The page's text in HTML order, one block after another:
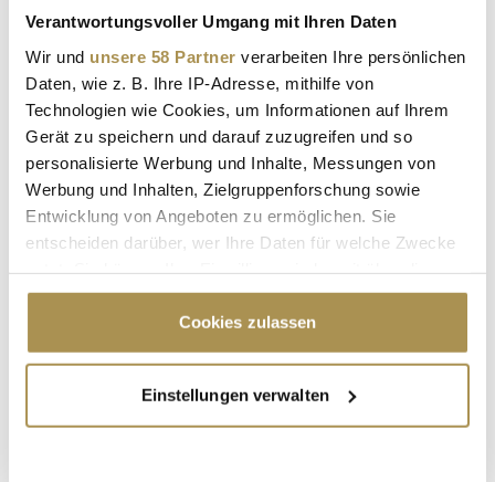
Verantwortungsvoller Umgang mit Ihren Daten
Wir und unsere 58 Partner verarbeiten Ihre persönlichen
Daten, wie z. B. Ihre IP-Adresse, mithilfe von
Technologien wie Cookies, um Informationen auf Ihrem
Gerät zu speichern und darauf zuzugreifen und so
personalisierte Werbung und Inhalte, Messungen von
Werbung und Inhalten, Zielgruppenforschung sowie
Entwicklung von Angeboten zu ermöglichen. Sie
entscheiden darüber, wer Ihre Daten für welche Zwecke
Cookie-Erklärung oder durch Klicken auf das Privacy
Trigger Symbol ändern oder widerrufen
Informationen über Ihre geografische Lage
erfassen, welche bis auf einige Meter genau sein
Cookies zulassen
Einstellungen verwalten
konventionellen auf emissionsfreie Antriebe bei
Bussen),
"eTruck" (Alle Maßnahmen zum Umstieg von
konventionellen auf emissionsfreie Antriebe bei
LKWs) sowie
"eRide" (Alle Maßnahmen zum Umstieg auf
Individual-E-Fahrzeuge im privaten und
betrieblichen Kontext).
Kommentar veröffentlichen